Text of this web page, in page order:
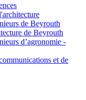
de Beyrouth
de Beyrouth
d’agronomie -
et de